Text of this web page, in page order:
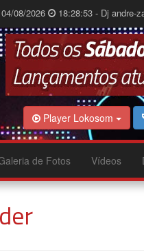
04/08/2026 18:28:53 - Dj andre-
Player Lokosom
de Fotos Vídeos